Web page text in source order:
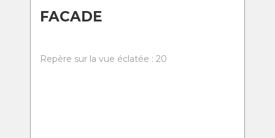
FACADE
Repère sur la vue éclatée : 20